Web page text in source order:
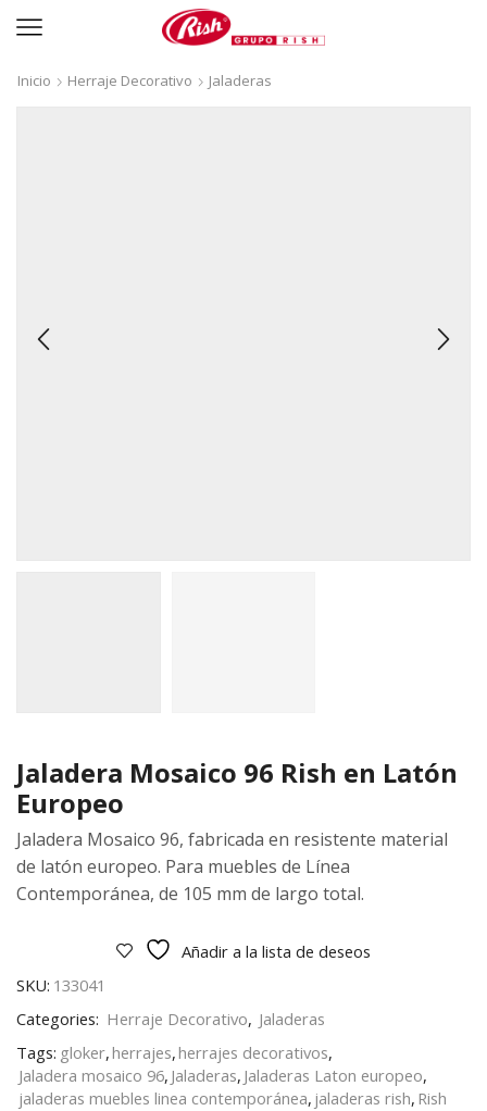
Inicio Herraje Decorativo Jaladeras
Jaladera Mosaico 96 Rish en Latón
Europeo
Jaladera Mosaico 96, fabricada en resistente material
de latón europeo. Para muebles de Línea
Contemporánea, de 105 mm de largo total.
Añadir a la lista de deseos
SKU: 133041
Categories: Herraje Decorativo, Jaladeras
Tags: gloker,herrajes,herrajes decorativos,
Jaladera mosaico 96, Jaladeras, Jaladeras Laton europeo,
jaladeras muebles linea contemporánea, jaladeras rish, Rish